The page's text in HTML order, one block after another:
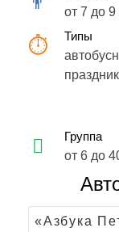
от 7 до 9
Типы
Группа
от 6 до
«Азбука